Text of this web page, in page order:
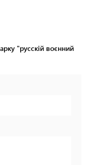
"русскій воєнний